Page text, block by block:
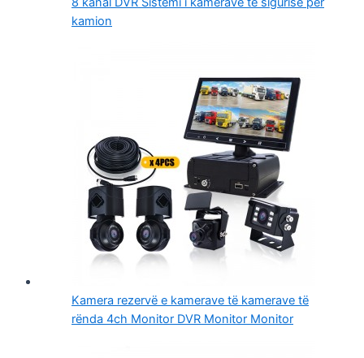
kamion
Kamera rezervë e kamerave të kamerave të
rënda 4ch Monitor DVR Monitor Monitor